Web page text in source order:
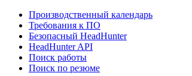
Производственный календарь
Требования к ПО
Безопасный HeadHunter
HeadHunter API
Поиск работы
Поиск по резюме